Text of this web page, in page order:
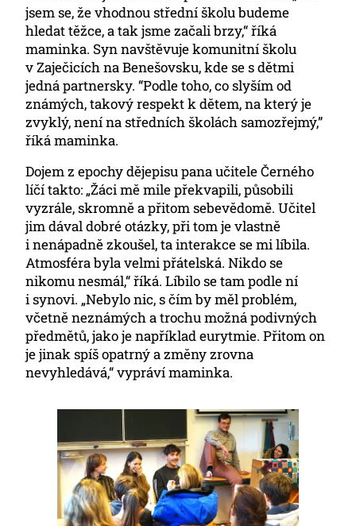
jsem se, že vhodnou střední školu budeme
hledat těžce, a tak jsme začali brzy,“ říká
maminka. Syn navštěvuje komunitní školu
v Zaječicích na Benešovsku, kde se s dětmi
jedná partnersky. “Podle toho, co slyším od
známých, takový respekt k dětem, na který je
zvyklý, není na středních školách samozřejmý,”
říká maminka.
Dojem z epochy dějepisu pana učitele Černého
líčí takto: „Žáci mě mile překvapili, působili
vyzrále, skromně a přitom sebevědomě. Učitel
jim dával dobré otázky, při tom je vlastně
i nenápadně zkoušel, ta interakce se mi líbila.
Atmosféra byla velmi přátelská. Nikdo se
nikomu nesmál,“ říká. Líbilo se tam podle ní
i synovi. „Nebylo nic, s čím by měl problém,
včetně neznámých a trochu možná podivných
předmětů, jako je například eurytmie. Přitom on
je jinak spíš opatrný a změny zrovna
nevyhledává,“ vypráví maminka.